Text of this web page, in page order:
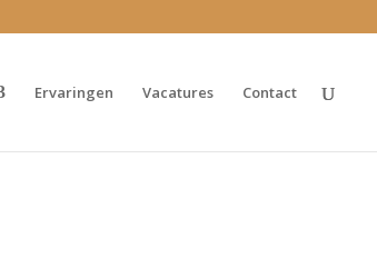
Ervaringen Vacatures Contact